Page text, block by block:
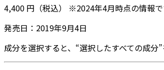
4,400 円 （税込） ※2024年4月時点の情報
発売日： 2019年9月4日
成分を選択すると、“選択したすべての成分